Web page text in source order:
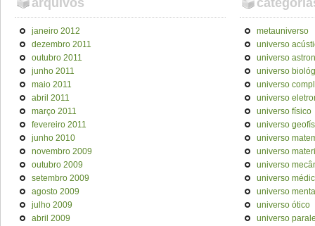
arquivos
janeiro 2012
dezembro 2011
outubro 2011
junho 2011
maio 2011
abril 2011
março 2011
fevereiro 2011
junho 2010
novembro 2009
outubro 2009
setembro 2009
agosto 2009
julho 2009
abril 2009
metauniverso
universo
universo
universo
universo
universo
universo físico
universo
universo
universo
universo
universo
universo
universo ótico
universo